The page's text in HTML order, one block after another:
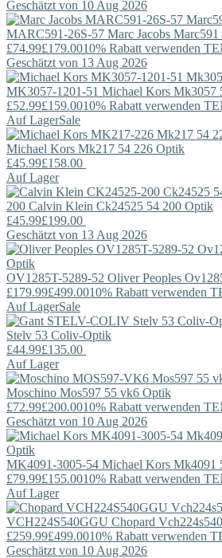
Geschätzt von 10 Aug 2026
MARC591-26S-57 Marc Jacobs Marc591
£74.99£179.0010% Rabatt verwenden
Geschätzt von 13 Aug 2026
MK3057-1201-51 Michael Kors Mk3057
£52.99£159.0010% Rabatt verwenden
Auf LagerSale
Michael Kors Mk217 54 226 Optik
£45.99£158.00
Auf Lager
200 Calvin Klein Ck24525 54 200 Optik
£45.99£199.00
Geschätzt von 13 Aug 2026
OV1285T-5289-52 Oliver Peoples
£179.99£499.0010% Rabatt verwenden
Auf LagerSale
Stelv 53 Coliv-Optik
£44.99£135.00
Auf Lager
Moschino Mos597 55 vk6 Optik
£72.99£200.0010% Rabatt verwenden
Geschätzt von 10 Aug 2026
MK4091-3005-54 Michael Kors Mk4091
£79.99£155.0010% Rabatt verwenden
Auf Lager
VCH224S540GGU Chopard
£259.99£499.0010% Rabatt verwenden
Geschätzt von 10 Aug 2026